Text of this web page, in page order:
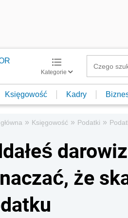
Kategorie
Księgowość Kadry
» Księgowość » Podatki »
że